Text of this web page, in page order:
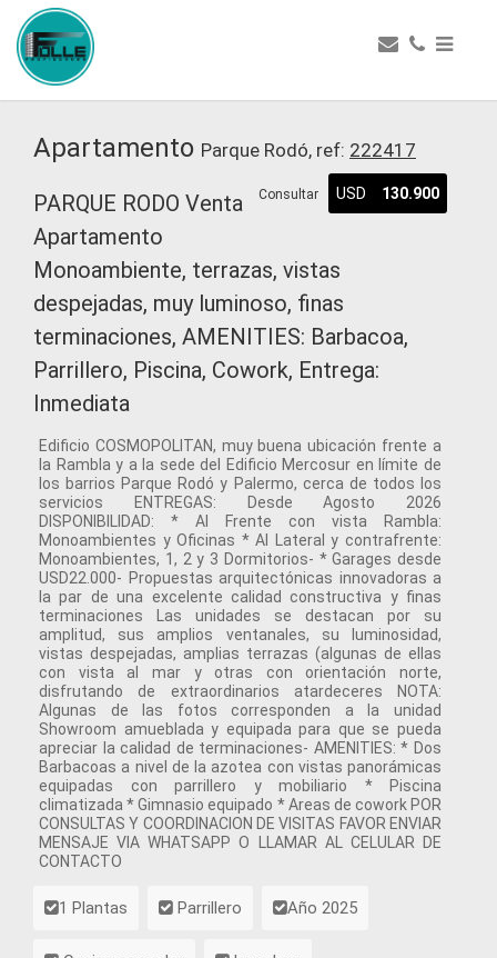
Apartamento Parque Rodó, ref: 222417
Consultar USD 130.900
PARQUE RODO Venta
Apartamento
Monoambiente, terrazas, vistas
despejadas, muy luminoso, finas
terminaciones, AMENITIES: Barbacoa,
Parrillero, Piscina, Cowork, Entrega:
Inmediata
Edificio COSMOPOLITAN, muy buena ubicación frente a
la Rambla y a la sede del Edificio Mercosur en límite de
los barrios Parque Rodó y Palermo, cerca de todos los
servicios ENTREGAS: Desde Agosto 2026
DISPONIBILIDAD: * Al Frente con vista Rambla:
Monoambientes y Oficinas * Al Lateral y contrafrente:
Monoambientes, 1, 2 y 3 Dormitorios- * Garages desde
USD22.000- Propuestas arquitectónicas innovadoras a
la par de una excelente calidad constructiva y finas
terminaciones Las unidades se destacan por su
amplitud, sus amplios ventanales, su luminosidad,
vistas despejadas, amplias terrazas (algunas de ellas
con vista al mar y otras con orientación norte,
disfrutando de extraordinarios atardeceres NOTA:
Algunas de las fotos corresponden a la unidad
Showroom amueblada y equipada para que se pueda
apreciar la calidad de terminaciones- AMENITIES: * Dos
Barbacoas a nivel de la azotea con vistas panorámicas
equipadas con parrillero y mobiliario * Piscina
climatizada * Gimnasio equipado * Areas de cowork POR
CONSULTAS Y COORDINACION DE VISITAS FAVOR ENVIAR
MENSAJE VIA WHATSAPP O LLAMAR AL CELULAR DE
CONTACTO
1 Plantas Parrillero Año 2025